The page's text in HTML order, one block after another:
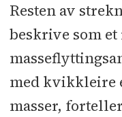
Resten av
beskrive som
med kvikkleire
masser,